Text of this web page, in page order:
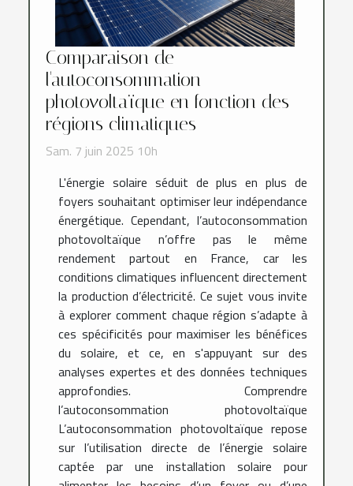
Comparaison de
l'autoconsommation
photovoltaïque en fonction des
régions climatiques
Sam. 7 juin 2025 10h
L'énergie solaire séduit de plus en plus de
foyers souhaitant optimiser leur indépendance
énergétique. Cependant, l’autoconsommation
photovoltaïque n’offre pas le même
rendement partout en France, car les
conditions climatiques influencent directement
la production d’électricité. Ce sujet vous invite
à explorer comment chaque région s’adapte à
ces spécificités pour maximiser les bénéfices
du solaire, et ce, en s'appuyant sur des
analyses expertes et des données techniques
approfondies. Comprendre
l’autoconsommation photovoltaïque
L’autoconsommation photovoltaïque repose
sur l’utilisation directe de l’énergie solaire
captée par une installation solaire pour